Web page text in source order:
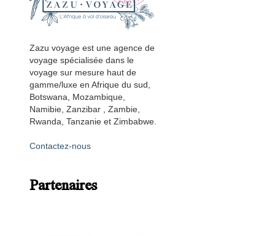
Zazu voyage est une agence de
voyage spécialisée dans le
voyage sur mesure haut de
gamme/luxe en Afrique du sud,
Botswana, Mozambique,
Namibie, Zanzibar , Zambie,
Rwanda, Tanzanie et Zimbabwe.
Contactez-nous
Partenaires